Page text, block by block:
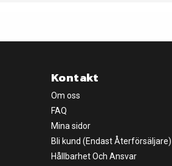
Kontakt
Om oss
FAQ
Mina sidor
Bli kund (Endast Återförsäljare)
Hållbarhet Och Ansvar